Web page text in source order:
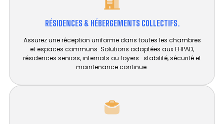
RÉSIDENCES & HÉBERGEMENTS COLLECTIFS.
Assurez une réception uniforme dans toutes les chambres
et espaces communs. Solutions adaptées aux EHPAD,
résidences seniors, internats ou foyers : stabilité, sécurité et
maintenance continue.